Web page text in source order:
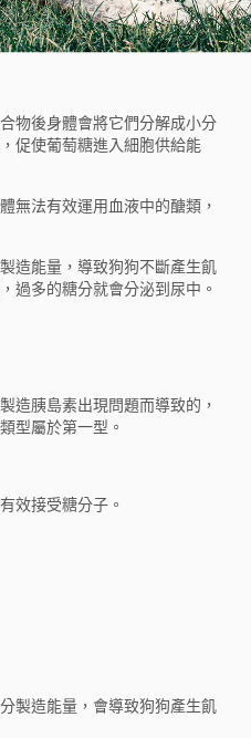
物後身體會將它們分解成小分
促使葡萄糖進入細胞供給能
無法有效運用血液中的醣類，
造能量，導致狗狗不斷產生飢
過多的糖分就會分泌到尿中。
造胰島素出現問題而導致的，
型屬於第一型。
效接受糖分子。
製造能量，會導致狗狗產生飢